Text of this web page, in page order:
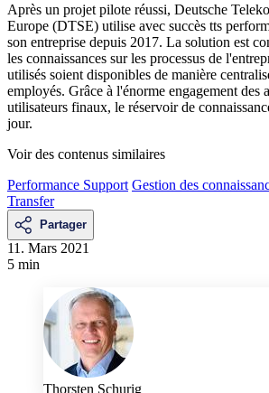
Après un projet pilote réussi, Deutsche
Europe (DTSE) utilise avec succès tts
son entreprise depuis 2017. La solution est
les connaissances sur les processus de
utilisés soient disponibles de manière
employés. Grâce à l'énorme engagement des
utilisateurs finaux, le réservoir de
jour.
Voir des contenus similaires
Performance Support Gestion des
Transfer
Partager
11. Mars 2021
5 min
Thorsten Schurig